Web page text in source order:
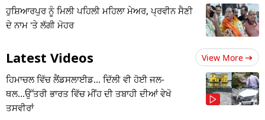
ਹੁਸ਼ਿਆਰਪੁਰ ਨੂੰ ਮਿਲੀ ਪਹਿਲੀ ਮਹਿਲਾ ਮੇਅਰ, ਪ੍ਰਵੀਨ ਸੈਣੀ
ਦੇ ਨਾਮ 'ਤੇ ਲੱਗੀ ਮੋਹਰ
Latest Videos View More
ਹਿਮਾਚਲ ਵਿੱਚ ਲੈਂਡਸਲਾਈਡ... ਦਿੱਲੀ ਵੀ ਹੋਈ ਜਲ-
ਥਲ...ਉੱਤਰੀ ਭਾਰਤ ਵਿੱਚ ਮੀਂਹ ਦੀ ਤਬਾਹੀ ਦੀਆਂ ਵੇਖੋ
ਤਸਵੀਰਾਂ